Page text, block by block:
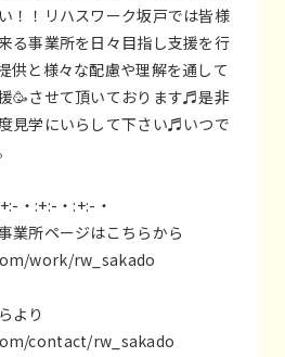
！！リハスワーク坂戸では皆様
る事業所を日々目指し支援を行
供と様々な配慮や理解を通して
🥳させて頂いております♬是非
見学にいらして下さい♬いつで
・:+:-・:+:-・
業所ページはこちらから
work/rw_sakado
より
contact/rw_sakado